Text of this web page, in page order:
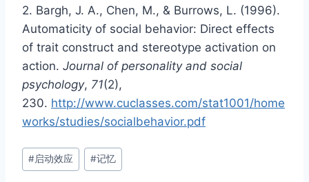
2. Bargh, J. A., Chen, M., & Burrows, L. (1996).
Automaticity of social behavior: Direct effects
of trait construct and stereotype activation on
action. Journal of personality and social
psychology, 71(2),
230. http://www.cuclasses.com/stat1001/home
works/studies/socialbehavior.pdf
文
章
#启动效应 #记忆